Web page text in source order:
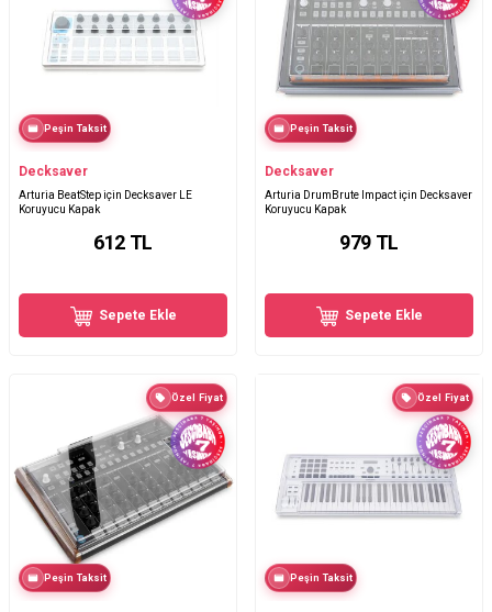
Peşin Taksit
Decksaver
Arturia BeatStep için Decksaver LE
Koruyucu Kapak
612 TL
Sepete Ekle
Peşin Taksit
Decksaver
Arturia DrumBrute Impact için Decksaver
Koruyucu Kapak
979 TL
Sepete Ekle
Özel Fiyat
Peşin Taksit
Özel Fiyat
Peşin Taksit